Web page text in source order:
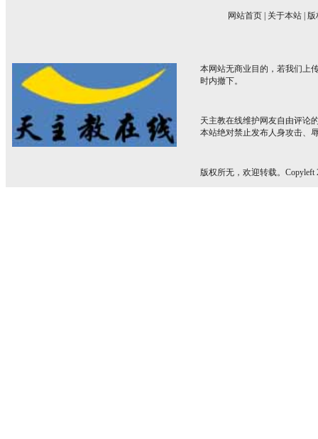
网站首页 关于本站 版
本网站无商业目的，若我们上
时内撤下。
天主教在线维护网友自由评论
本站绝对禁止发布人身攻击、
版权所无，欢迎转载。